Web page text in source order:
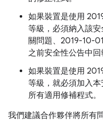
如果裝置是使用
等級，必須納入該
關問題、2019-10-
之前安全性公告中回
如果裝置是使用
等級，就必須加入
所有適用修補程式。
我們建議合作夥伴將所有